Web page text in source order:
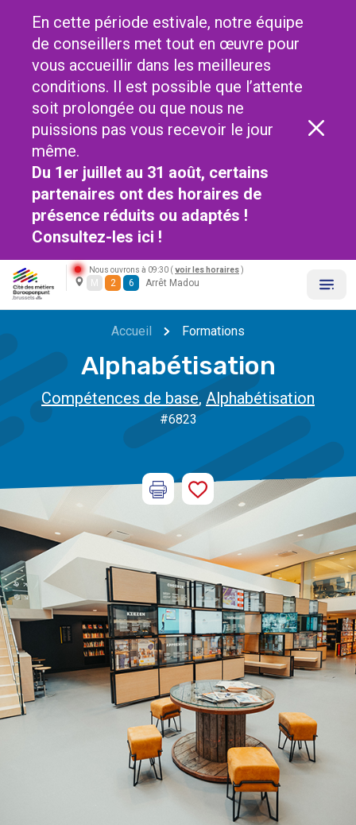
En cette période estivale, notre équipe
de conseillers met tout en œuvre pour
vous accueillir dans les meilleures
conditions. Il est possible que l’attente
soit prolongée ou que nous ne
puissions pas vous recevoir le jour
même.
Du 1er juillet au 31 août, certains
partenaires ont des horaires de
présence réduits ou adaptés !
Consultez-les ici !
Nous ouvrons à 09:30 ( voir les horaires )
M 2 6 Arrêt Madou
Accueil Formations
Alphabétisation
Compétences de base, Alphabétisation
#6823